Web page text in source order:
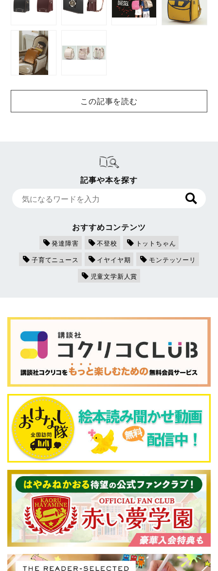
この記事を読む
記事や本を探す
おすすめコンテンツ
発達障害 不登校
トットちゃん
子育てニュース
イヤイヤ期
モンテッソーリ
児童文学新人賞